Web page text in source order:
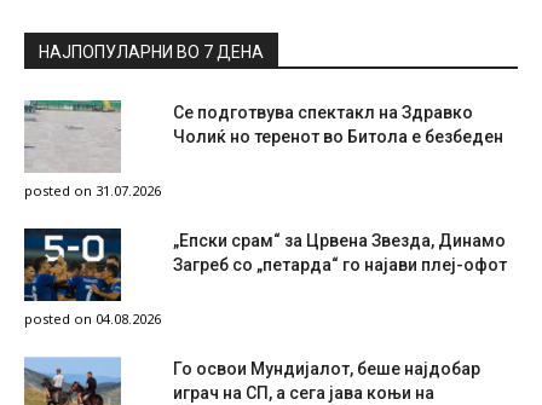
НАЈПОПУЛАРНИ ВО 7 ДЕНА
Се подготвува спектакл на Здравко
Чолиќ но теренот во Битола е безбеден
posted on 31.07.2026
„Епски срам“ за Црвена Звезда, Динамо
Загреб со „петарда“ го најави плеј-офот
posted on 04.08.2026
Го освои Мундијалот, беше најдобар
играч на СП, а сега јава коњи на